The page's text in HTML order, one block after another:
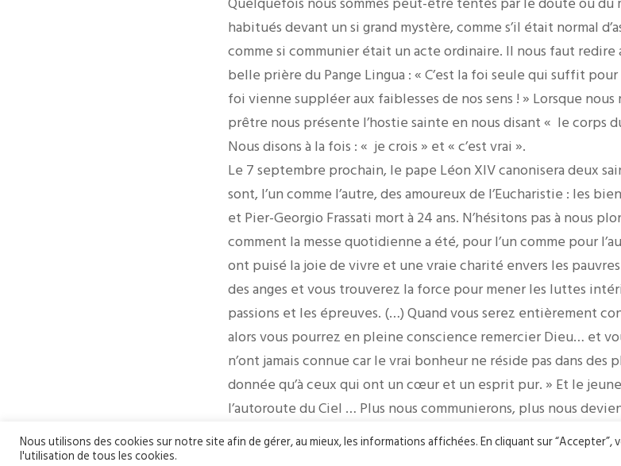
habitués devant un si grand mystère, comme s’il était normal
comme si communier était un acte ordinaire. Il nous faut redire
belle prière du Pange Lingua : « C’est la foi seule qui suffit
foi vienne suppléer aux faiblesses de nos sens ! » Lorsque
prêtre nous présente l’hostie sainte en nous disant « le corps
Nous disons à la fois : « je crois » et « c’est vrai ».
Le 7 septembre prochain, le pape Léon XIV canonisera deux
sont, l’un comme l’autre, des amoureux de l’Eucharistie : les
et Pier-Georgio Frassati mort à 24 ans. N’hésitons pas à nous
comment la messe quotidienne a été, pour l’un comme pour
ont puisé la joie de vivre et une vraie charité envers les
des anges et vous trouverez la force pour mener les luttes
passions et les épreuves. (…) Quand vous serez entièrement
alors vous pourrez en pleine conscience remercier Dieu… et
n’ont jamais connue car le vrai bonheur ne réside pas dans des
donnée qu’à ceux qui ont un cœur et un esprit pur. » Et le jeune
l’autoroute du Ciel … Plus nous communierons, plus nous
sur cette terre nous aurons un avant-goût du Paradis … Si l’on
Nous utilisons des cookies sur notre site afin de gérer, au mieux, les informations affichées. En cliquant sur “Accepter”,
l'utilisation de tous les cookies.